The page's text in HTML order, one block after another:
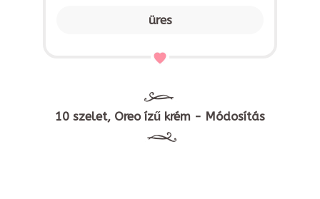
üres
10 szelet, Oreo ízű krém - Módosítás